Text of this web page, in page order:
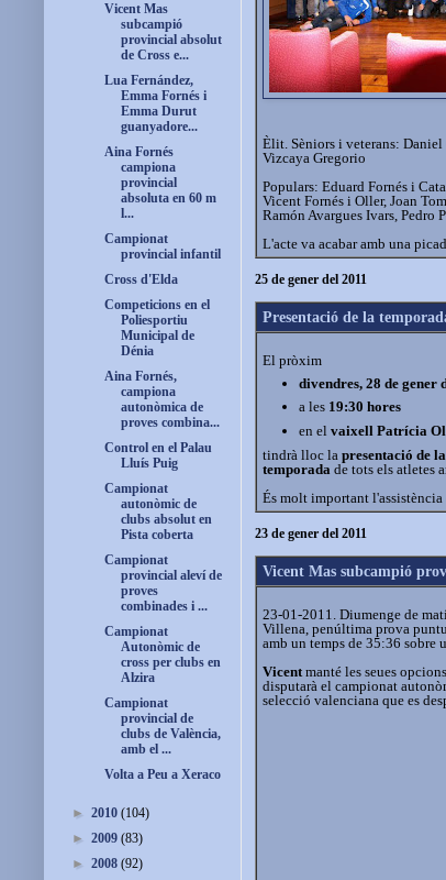
Èlit. Sèniors i veterans:
Vizcaya Gregorio
Populars: Eduard Fornés i
Vicent Fornés i Oller, Joan
Ramón Avargues Ivars,
L'acte va acabar amb una
25 de gener del 2011
Presentació de la
El pròxim
divendres, 28 de gener
a les 19:30 hores
en el vaixell Patrícia
tindrà lloc la presentació de
temporada de tots els atletes
És molt important l'assistència
23 de gener del 2011
Vicent Mas subcampió
23-01-2011. Diumenge de
Villena, penúltima prova
amb un temps de 35:36 sobre
Vicent manté les seues
disputarà el campionat
selecció valenciana que es
Vicent Mas
subcampió
provincial absolut
de Cross e...
Lua Fernández,
Emma Fornés i
Emma Durut
guanyadore...
Aina Fornés
campiona
provincial
absoluta en 60 m
l...
Campionat
provincial infantil
Cross d'Elda
Competicions en el
Poliesportiu
Municipal de
Dénia
Aina Fornés,
campiona
autonòmica de
proves combina...
Control en el Palau
Lluís Puig
Campionat
autonòmic de
clubs absolut en
Pista coberta
Campionat
provincial aleví de
proves
combinades i ...
Campionat
Autonòmic de
cross per clubs en
Alzira
Campionat
provincial de
clubs de València,
amb el ...
Volta a Peu a Xeraco
► 2010 (104)
► 2009 (83)
► 2008 (92)